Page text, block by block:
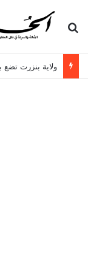
بحث عن
ولاية بنزرت تضع